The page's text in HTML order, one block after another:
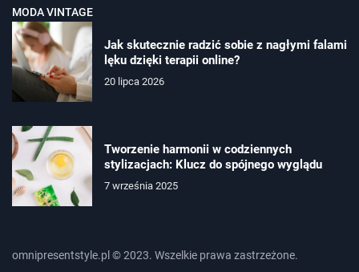
MODA VINTAGE
Jak skutecznie radzić sobie z nagłymi falami
lęku dzięki terapii online?
20 lipca 2026
Tworzenie harmonii w codziennych
stylizacjach: Klucz do spójnego wyglądu
7 września 2025
omnipresentstyle.pl © 2023. Wszelkie prawa zastrzeżone.